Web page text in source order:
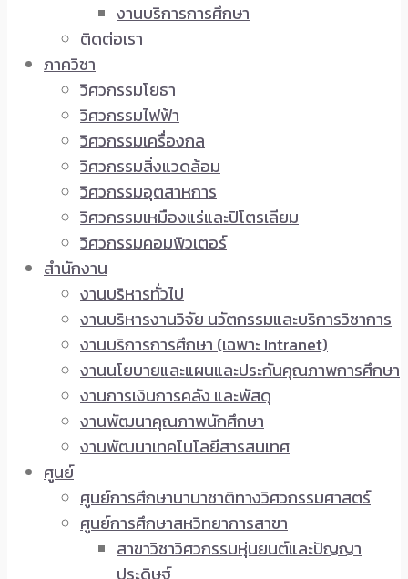
งานบริการการศึกษา
ติดต่อเรา
ภาควิชา
วิศวกรรมโยธา
วิศวกรรมไฟฟ้า
วิศวกรรมเครื่องกล
วิศวกรรมสิ่งแวดล้อม
วิศวกรรมอุตสาหการ
วิศวกรรมเหมืองแร่และปิโตรเลียม
วิศวกรรมคอมพิวเตอร์
สำนักงาน
งานบริหารทั่วไป
งานบริหารงานวิจัย นวัตกรรมและบริการวิชาการ
งานบริการการศึกษา (เฉพาะ Intranet)
งานนโยบายและแผนและประกันคุณภาพการศึกษา
งานการเงินการคลัง และพัสดุ
งานพัฒนาคุณภาพนักศึกษา
งานพัฒนาเทคโนโลยีสารสนเทศ
ศูนย์
ศูนย์การศึกษานานาชาติทางวิศวกรรมศาสตร์
ศูนย์การศึกษาสหวิทยาการสาขา
สาขาวิชาวิศวกรรมหุ่นยนต์และปัญญา
ประดิษฐ์